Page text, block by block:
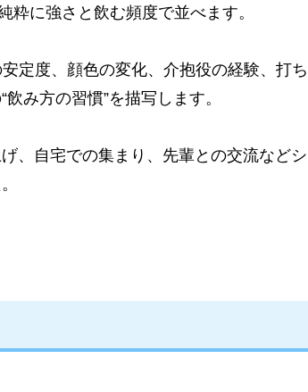
に強さと飲む頻度で並べます。
定度、顔色の変化、介抱役の経験、打ち
み方の習慣”を描写します。
、自宅での集まり、先輩との交流などシ